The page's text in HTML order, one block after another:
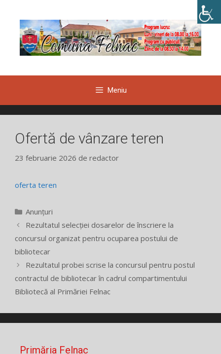
conținut
Meniu
Ofertă de vânzare teren
23 februarie 2026 de redactor
oferta teren
Categorii
Anunțuri
Rezultatul selecției dosarelor de înscriere la
concursul organizat pentru ocuparea postului de
bibliotecar
Rezultatul probei scrise la concursul pentru postul
contractul de bibliotecar în cadrul compartimentului
Bibliotecă al Primăriei Felnac
Primăria Felnac